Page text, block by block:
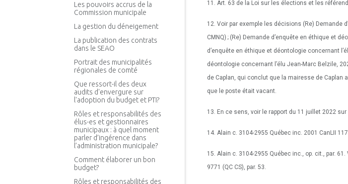
Les pouvoirs accrus de la
Commission municipale
La gestion du déneigement
La publication des contrats
dans le SEAO
Portrait des municipalités
régionales de comté
Que ressort-il des deux
audits d'envergure sur
l'adoption du budget et PTI?
Rôles et responsabilités des
élus-es et gestionnaires
municipaux : à quel moment
parler d’ingérence dans
l’administration municipale?
Comment élaborer un bon
budget?
Rôles et responsabilités des
11. Art. 63 de la Loi sur les élections et les
12. Voir par exemple les décisions (Re) Demande
CMNQ) ; (Re) Demande d’enquête en éthique et
d’enquête en éthique et déontologie concernant
déontologie concernant l’élu Jean-Marc Belzile,
de Caplan, qui conclut que la mairesse de Caplan
que le poste était vacant.
13. En ce sens, voir le rapport du 11 juillet 2022
14. Alain c. 3104-2955 Québec inc. 2001 CanLII
15. Alain c. 3104-2955 Québec inc., op. cit., par.
9771 (QC CS), par. 53.